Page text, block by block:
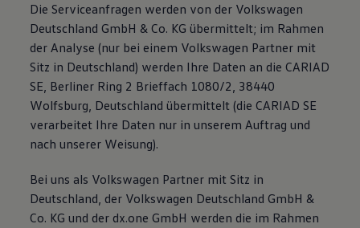
Die Serviceanfragen werden von der Volkswagen
Deutschland GmbH & Co. KG übermittelt; im Rahmen
der Analyse (nur bei einem Volkswagen Partner mit
Sitz in Deutschland) werden Ihre Daten an die CARIAD
SE, Berliner Ring 2 Brieffach 1080/2, 38440
Wolfsburg, Deutschland übermittelt (die CARIAD SE
verarbeitet Ihre Daten nur in unserem Auftrag und
nach unserer Weisung).
Bei uns als Volkswagen Partner mit Sitz in
Deutschland, der Volkswagen Deutschland GmbH &
Co. KG und der dx.one GmbH werden die im Rahmen